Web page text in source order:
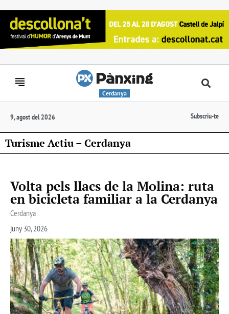
Cerdanya
9, agost del 2026 Subscriu-te
Turisme Actiu – Cerdanya
Volta pels llacs de la Molina: ruta
en bicicleta familiar a la Cerdanya
Cerdanya
juny 30, 2026